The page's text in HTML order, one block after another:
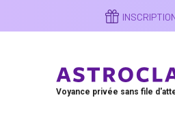
contenu
Voyance privée sans file